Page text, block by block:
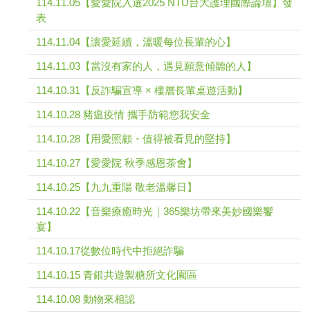
114.11.05【愛愛院入選2025 NTU台大護理國際論壇】發
表
114.11.04【讓愛延續，溫暖每位長輩的心】
114.11.03【當沒有家的人，遇見願意傾聽的人】
114.10.31【反詐騙宣導 × 樓層長輩桌遊活動】
114.10.28 豬瘟疫情 攜手防範您我安全
114.10.28【用愛照顧・值得被看見的堅持】
114.10.27【愛愛院 秋季感恩茶會】
114.10.25【九九重陽 敬老溫馨日】
114.10.22【音樂療癒時光｜365樂坊帶來美妙國樂饗
宴】
114.10.17從數位時代中拒絕詐騙
114.10.15 青銀共遊製糖所文化園區
114.10.08 動物來相認